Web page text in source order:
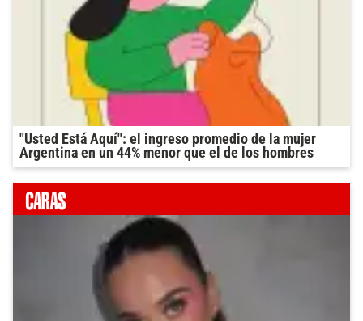
"Usted Está Aquí": el ingreso promedio de la mujer
Argentina en un 44% menor que el de los hombres